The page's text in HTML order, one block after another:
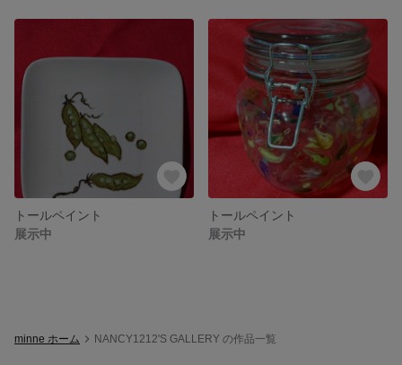
トールペイント
展示中
トールペイント
展示中
minne ホーム NANCY1212'S GALLERY の作品一覧